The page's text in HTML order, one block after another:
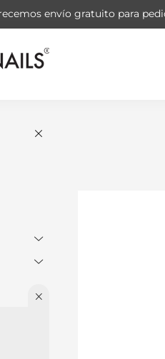
envío gratuito para